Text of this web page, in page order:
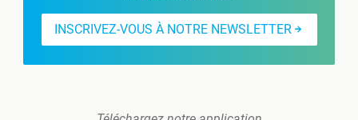
INSCRIVEZ-VOUS À NOTRE NEWSLETTER